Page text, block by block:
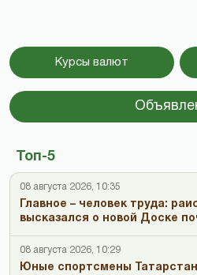
Курсы валют
Топ-5
08 августа 2026, 10:35
Главное – человек труда:
высказался о новой Доске
08 августа 2026, 10:29
Юные спортсмены